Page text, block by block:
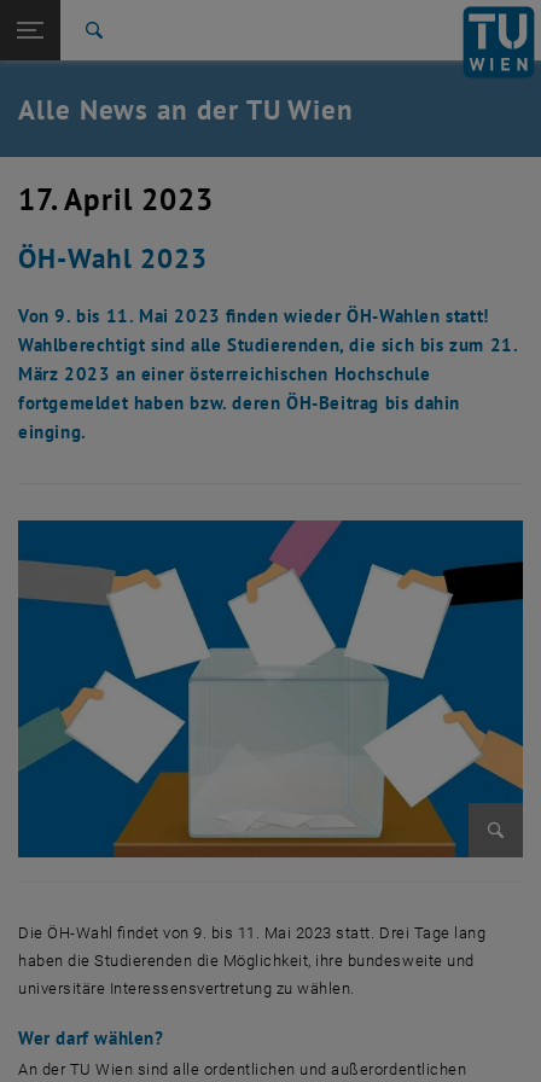
TU Login
Quicklinks
Quicklinks-Menü umschalten
Studium
Karriere
Zurück: Subseiten von TU Wien Startseite auflisten
Zurück zur letzten Ebene:
TU Wien Startseite
Übersicht
Alle News an der TU Wien
17. April 2023
ÖH-Wahl 2023
Von 9. bis 11. Mai 2023 finden wieder ÖH-Wahlen statt!
Wahlberechtigt sind alle Studierenden, die sich bis zum 21.
März 2023 an einer österreichischen Hochschule
fortgemeldet haben bzw. deren ÖH-Beitrag bis dahin
einging.
Die ÖH-Wahl findet von 9. bis 11. Mai 2023 statt. Drei Tage lang
haben die Studierenden die Möglichkeit, ihre bundesweite und
universitäre Interessensvertretung zu wählen.
Wer darf wählen?
An der TU Wien sind alle ordentlichen und außerordentlichen